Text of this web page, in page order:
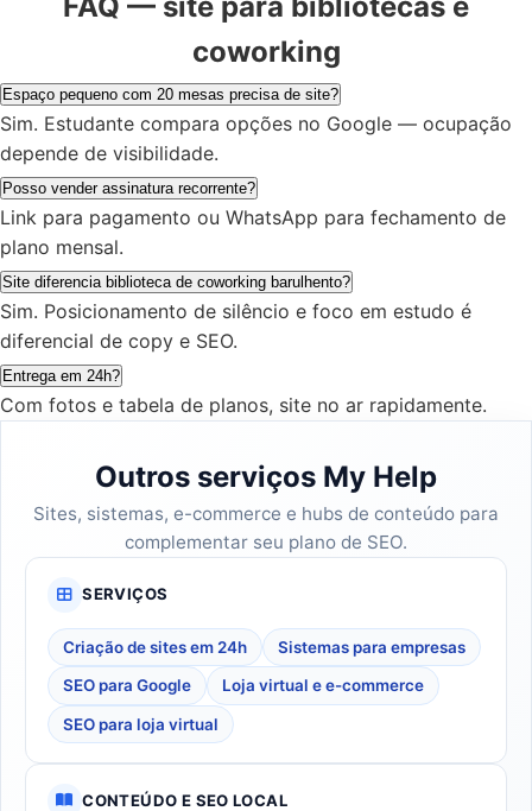
coworking
Espaço pequeno com 20 mesas precisa de site?
Sim. Estudante compara opções no Google — ocupação
depende de visibilidade.
Posso vender assinatura recorrente?
Link para pagamento ou WhatsApp para fechamento de
plano mensal.
Site diferencia biblioteca de coworking barulhento?
Sim. Posicionamento de silêncio e foco em estudo é
diferencial de copy e SEO.
Entrega em 24h?
Com fotos e tabela de planos, site no ar rapidamente.
Outros serviços My Help
Sites, sistemas, e-commerce e hubs de conteúdo para
complementar seu plano de SEO.
SERVIÇOS
Criação de sites em 24h Sistemas para empresas
SEO para Google Loja virtual e e-commerce
SEO para loja virtual
CONTEÚDO E SEO LOCAL